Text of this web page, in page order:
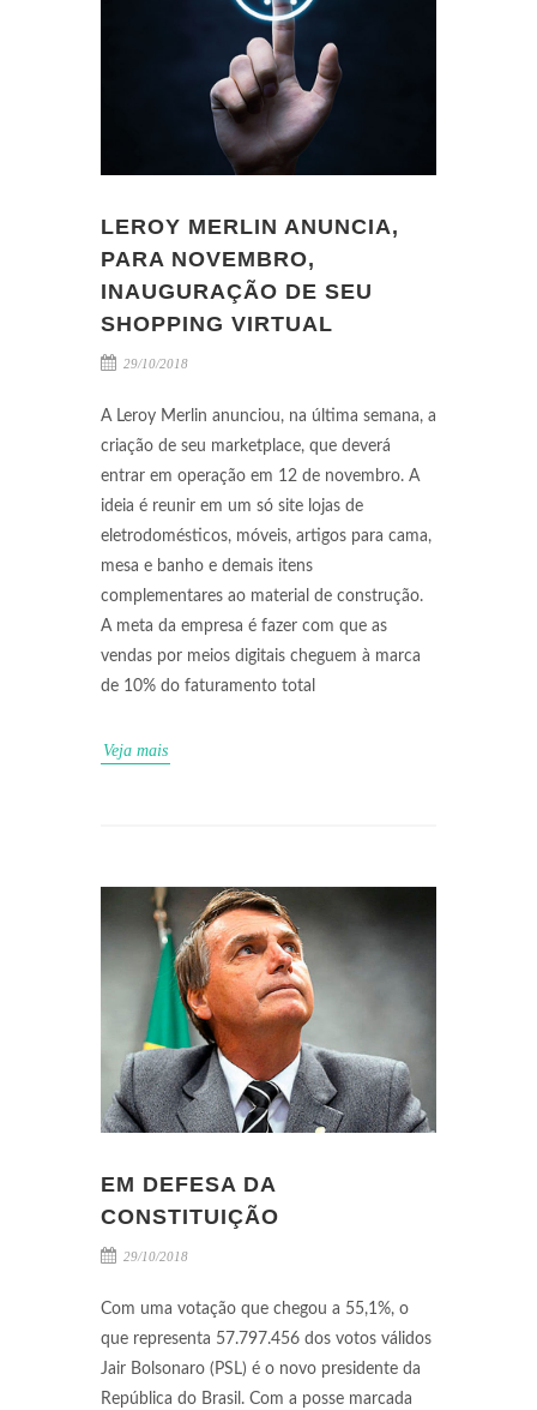
LEROY MERLIN ANUNCIA,
PARA NOVEMBRO,
INAUGURAÇÃO DE SEU
SHOPPING VIRTUAL
29/10/2018
A Leroy Merlin anunciou, na última semana, a
criação de seu marketplace, que deverá
entrar em operação em 12 de novembro. A
ideia é reunir em um só site lojas de
eletrodomésticos, móveis, artigos para cama,
mesa e banho e demais itens
complementares ao material de construção.
A meta da empresa é fazer com que as
vendas por meios digitais cheguem à marca
de 10% do faturamento total
Veja mais
EM DEFESA DA
CONSTITUIÇÃO
29/10/2018
Com uma votação que chegou a 55,1%, o
que representa 57.797.456 dos votos válidos
Jair Bolsonaro (PSL) é o novo presidente da
República do Brasil. Com a posse marcada